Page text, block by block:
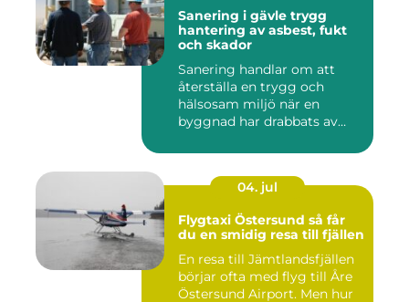
Sanering i gävle trygg
hantering av asbest, fukt
och skador
Sanering handlar om att
återställa en trygg och
hälsosam miljö när en
byggnad har drabbats av
04. jul
Flygtaxi Östersund så får
du en smidig resa till fjällen
En resa till Jämtlandsfjällen
börjar ofta med flyg till Åre
Östersund Airport. Men hur